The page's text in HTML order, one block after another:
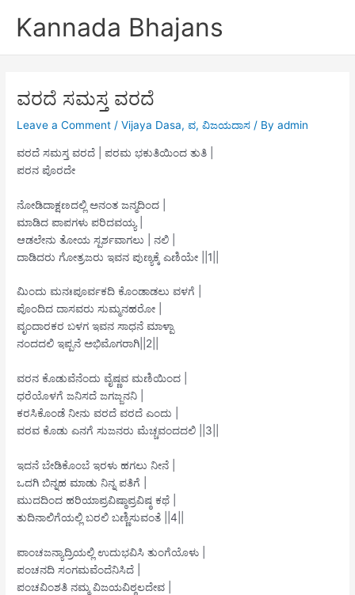
Kannada Bhajans
ವರದೆ ಸಮಸ್ತ ವರದೆ
Leave a Comment /Vijaya Dasa,ವ,ವಿಜಯದಾಸ / Byadmin
ವರದೆ ಸಮಸ್ತ ವರದೆ | ಪರಮ ಭಕುತಿಯಿಂದ ತುತಿ |
ಪರನ ಪೊರದೇ
ನೋಡಿದಾಕ್ಷಣದಲ್ಲಿ ಅನಂತ ಜನ್ಮದಿಂದ |
ಮಾಡಿದ ಪಾಪಗಳು ಪರಿದವಯ್ಯ |
ಆಡಲೇನು ತೋಯ ಸ್ಪರ್ಶವಾಗಲು | ನಲಿ |
ದಾಡಿದರು ಗೋತ್ರಜರು ಇವನ ಪುಣ್ಯಕ್ಕೆ ಎಣಿಯೇ ||1||
ಮಿಂದು ಮನಃಪೂರ್ವಕದಿ ಕೊಂಡಾಡಲು ವಳಗೆ |
ಪೊಂದಿದ ದಾಸವರು ಸುಮ್ಮನಹರೋ |
ವೃಂದಾರಕರ ಬಳಗ ಇವನ ಸಾಧನೆ ಮಾಳ್ಪಾ
ನಂದದಲಿ ಇಪ್ಪನೆ ಅಭಿಮೊಗರಾಗಿ||2||
ವರನ ಕೊಡುವೆನೆಂದು ವೈಷ್ಣವ ಮಣಿಯಿಂದ |
ಧರೆಯೊಳಗೆ ಜನಿಸದೆ ಜಗಜ್ಜನನಿ |
ಕರಸಿಕೊಂಡೆ ನೀನು ವರದೆ ವರದೆ ಎಂದು |
ವರವ ಕೊಡು ಎನಗೆ ಸುಜನರು ಮೆಚ್ಚವಂದದಲಿ ||3||
ಇದನೆ ಬೇಡಿಕೊಂಬೆ ಇರಳು ಹಗಲು ನೀನೆ |
ಒದಗಿ ಬಿನ್ನಹ ಮಾಡು ನಿನ್ನ ಪತಿಗೆ |
ಮುದದಿಂದ ಹರಿಯಾಪ್ರವಿಷ್ಠಾಪ್ರವಿಷ್ಠ ಕಥೆ |
ತುದಿನಾಲಿಗೆಯಲ್ಲಿ ಬರಲಿ ಬಣ್ಣಿಸುವಂತೆ ||4||
ಪಾಂಚಜನ್ಯಾದ್ರಿಯಲ್ಲಿ ಉದುಭವಿಸಿ ತುಂಗೆಯೊಳು |
ಪಂಚನದಿ ಸಂಗಮವೆಂದೆನಿಸಿದೆ |
ಪಂಚವಿಂಶತಿ ನಮ್ಮ ವಿಜಯವಿಠ್ಠಲದೇವ |